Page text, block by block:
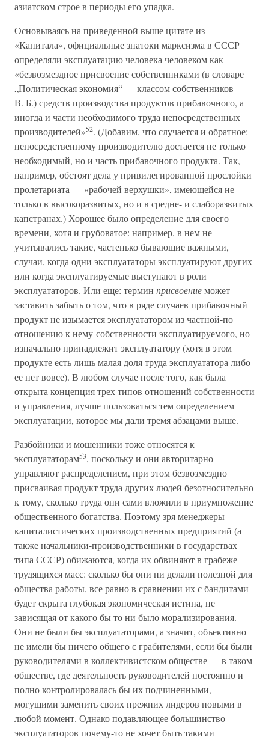
азиатском строе в периоды его упадка.
Основываясь на приведенной выше цитате из
«Капитала», официальные знатоки марксизма в СССР
определяли эксплуатацию человека человеком как
«безвозмездное присвоение собственниками (в словаре
„Политическая экономия“ — классом собственников —
В. Б.) средств производства продуктов прибавочного, а
иногда и части необходимого труда непосредственных
производителей»52. (Добавим, что случается и обратное:
непосредственному производителю достается не только
необходимый, но и часть прибавочного продукта. Так,
например, обстоят дела у привилегированной прослойки
пролетариата — «рабочей верхушки», имеющейся не
только в высокоразвитых, но и в средне- и слаборазвитых
капстранах.) Хорошее было определение для своего
времени, хотя и грубоватое: например, в нем не
учитывались такие, частенько бывающие важными,
случаи, когда одни эксплуататоры эксплуатируют других
или когда эксплуатируемые выступают в роли
эксплуататоров. Или еще: термин присвоениеможет
заставить забыть о том, что в ряде случаев прибавочный
продукт не изымается эксплуататором из частной-по
отношению к нему-собственности эксплуатируемого, но
изначально принадлежит эксплуататору (хотя в этом
продукте есть лишь малая доля труда эксплуататора либо
ее нет вовсе). В любом случае после того, как была
открыта концепция трех типов отношений собственности
и управления, лучше пользоваться тем определением
эксплуатации, которое мы дали тремя абзацами выше.
Разбойники и мошенники тоже относятся к
эксплуататорам53, поскольку и они авторитарно
управляют распределением, при этом безвозмездно
присваивая продукт труда других людей безотносительно
к тому, сколько труда они сами вложили в приумножение
общественного богатства. Поэтому зря менеджеры
капиталистических производственных предприятий (а
также начальники-производственники в государствах
типа СССР) обижаются, когда их обвиняют в грабеже
трудящихся масс: сколько бы они ни делали полезной для
общества работы, все равно в сравнении их с бандитами
будет скрыта глубокая экономическая истина, не
зависящая от какого бы то ни было морализирования.
Они не были бы эксплуататорами, а значит, объективно
не имели бы ничего общего с грабителями, если бы были
руководителями в коллективистском обществе — в таком
обществе, где деятельность руководителей постоянно и
полно контролировалась бы их подчиненными,
могущими заменить своих прежних лидеров новыми в
любой момент. Однако подавляющее большинство
эксплуататоров почему-то не хочет быть такими